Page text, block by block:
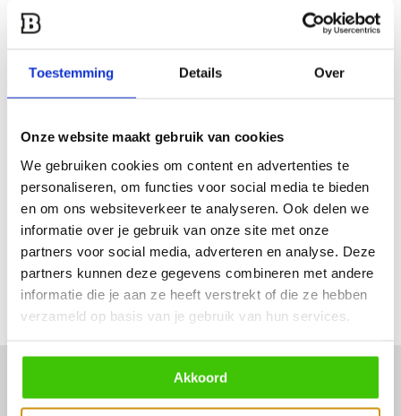
Toestemming Details Over
Onze website maakt gebruik van cookies
We gebruiken cookies om content en advertenties te
personaliseren, om functies voor social media te bieden
en om ons websiteverkeer te analyseren. Ook delen we
informatie over je gebruik van onze site met onze
partners voor social media, adverteren en analyse. Deze
partners kunnen deze gegevens combineren met andere
informatie die je aan ze heeft verstrekt of die ze hebben
verzameld op basis van je gebruik van hun services.
Akkoord
Een van onze specialisten helpt je graag verder!
Stuur ons een mail
Productomschrijving
Specificaties
Reviews
Delen